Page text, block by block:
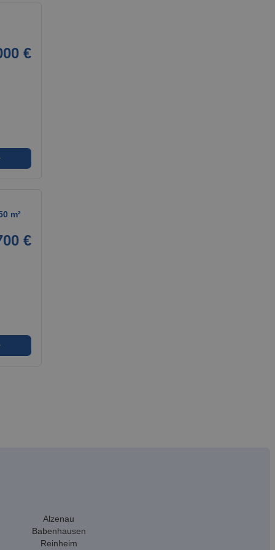
€
m²
€
Alzenau
Babenhausen
Reinheim